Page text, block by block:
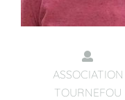
ASSOCIATION
TOURNEFOU